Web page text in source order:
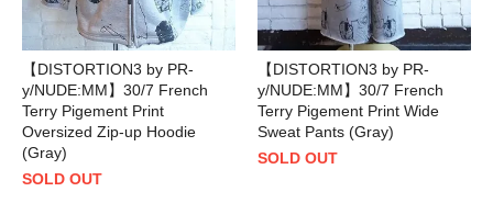
【DISTORTION3 by PR-
y/NUDE:MM】30/7 French
Terry Pigement Print
Oversized Zip-up Hoodie
(Gray)
SOLD OUT
【DISTORTION3 by PR-
y/NUDE:MM】30/7 French
Terry Pigement Print Wide
Sweat Pants (Gray)
SOLD OUT